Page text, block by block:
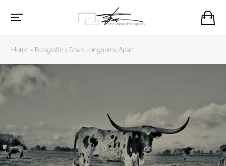
Home » Fotografie »Texas Longhorns Apart